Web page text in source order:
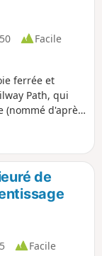
Facile
ferrée et
Path, qui
(nommé d'après
terres
et à Causey
unique encore
and
de
Facile